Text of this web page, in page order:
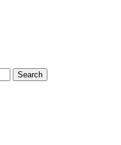
Search